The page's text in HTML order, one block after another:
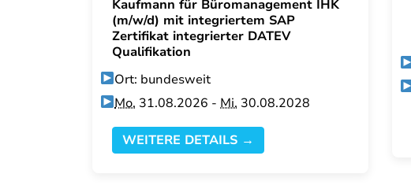
Kaufmann für Büromanagement IHK
(m/w/d) mit integriertem SAP
Zertifikat integrierter DATEV
Qualifikation
Ort: bundesweit
Mo. 31.08.2026 -Mi. 30.08.2028
WEITERE DETAILS →